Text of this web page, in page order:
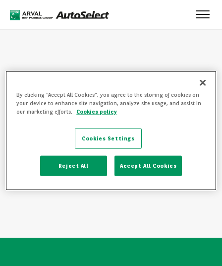
SIDAN HITTADES INTE
Vi ber om ursäkt, sidan du försökte besöka existerar inte.
Vänligen klicka på någon av följande länkar för att gå vidare:
SE ALLA VÅRA BILAR
By clicking “Accept All Cookies”, you agree to the storing of cookies on
your device to enhance site navigation, analyze site usage, and assist in
our marketing efforts.
Cookies policy
Cookies Settings
Reject All Accept All Cookies